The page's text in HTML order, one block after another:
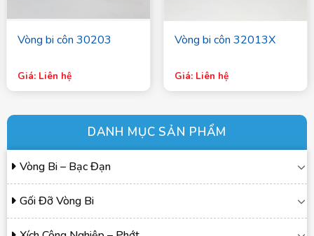
DANH MỤC SẢN PHẨM
Vòng Bi – Bạc Đạn
Gối Đỡ Vòng Bi
Vòng bi côn 30203
Giá: Liên hệ
Vòng bi côn 32013X
Giá: Liên hệ